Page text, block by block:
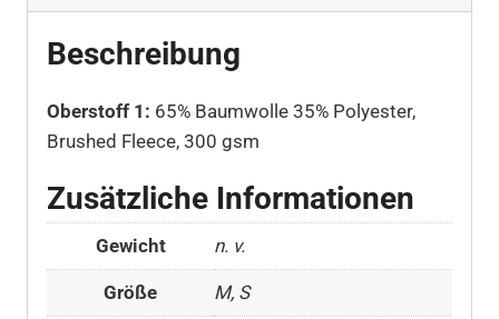
Beschreibung
Oberstoff 1: 65% Baumwolle 35% Polyester,
Brushed Fleece, 300 gsm
Zusätzliche Informationen
Gewicht n. v.
Größe M, S